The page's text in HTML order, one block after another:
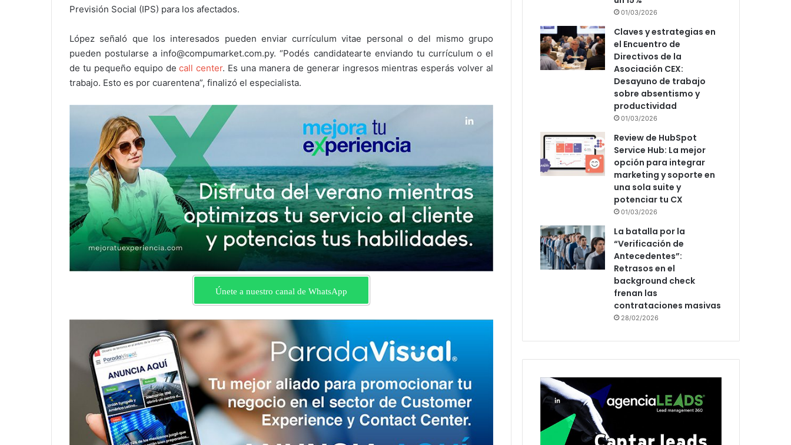
Previsión Social (IPS) para los afectados.
López señaló que los interesados pueden enviar currículum vitae personal o del mismo grupo
pueden postularse a info@compumarket.com.py. “Podés candidatearte enviando tu currículum o el
de tu pequeño equipo decall center. Es una manera de generar ingresos mientras esperás volver al
trabajo. Esto es por cuarentena”, finalizó el especialista.
Únete a nuestro canal de WhatsApp
01/03/2026
Claves y estrategias en
el Encuentro de
Directivos de la
Asociación CEX:
Desayuno de trabajo
sobre absentismo y
productividad
01/03/2026
Review de HubSpot
Service Hub: La mejor
opción para integrar
marketing y soporte en
una sola suite y
potenciar tu CX
01/03/2026
La batalla por la
“Verificación de
Antecedentes”:
Retrasos en el
background check
frenan las
contrataciones masivas
28/02/2026